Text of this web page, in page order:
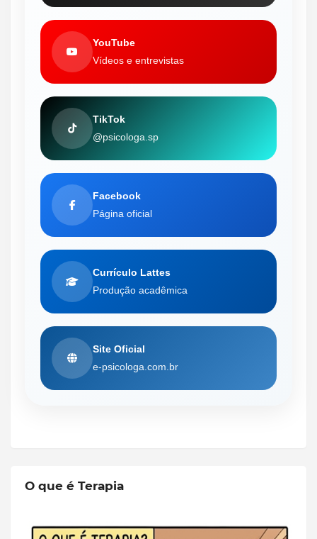
YouTube
Vídeos e entrevistas
TikTok
@psicologa.sp
Facebook
Página oficial
Currículo Lattes
Produção acadêmica
Site Oficial
e-psicologa.com.br
O que é Terapia